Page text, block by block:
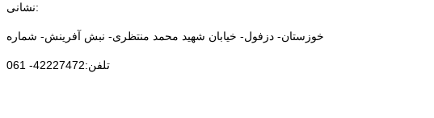
نشانی:
خوزستان- دزفول- خیابان شهید محمد منتظری- نبش آفرینش- شماره
تلفن:42227472- 061